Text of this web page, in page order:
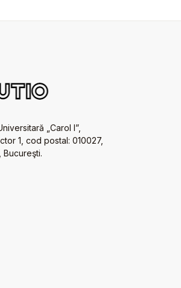
„Carol I”,
1, cod postal: 010027,
Bucureşti.